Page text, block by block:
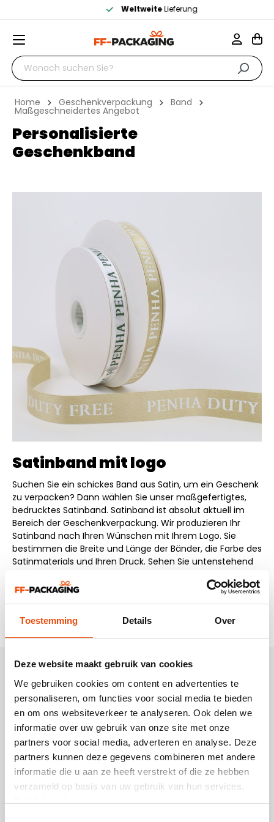
Toestemming Details Over
Deze website maakt gebruik van cookies
We gebruiken cookies om content en advertenties te
personaliseren, om functies voor social media te bieden
en om ons websiteverkeer te analyseren. Ook delen we
informatie over uw gebruik van onze site met onze
partners voor social media, adverteren en analyse. Deze
partners kunnen deze gegevens combineren met andere
informatie die u aan ze heeft verstrekt of die ze hebben
verzameld op basis van uw gebruik van hun services.
Bekijk hier decookiemelding.
WeltweiteLieferung
Home Geschenkverpackung Band
Maßgeschneidertes Angebot
Personalisierte
Geschenkband
Satinband mit logo
Suchen Sie ein schickes Band aus Satin, um ein Geschenk
zu verpacken? Dann wählen Sie unser maßgefertigtes,
bedrucktes Satinband. Satinband ist absolut aktuell im
Bereich der Geschenkverpackung. Wir produzieren Ihr
Satinband nach Ihren Wünschen mit Ihrem Logo. Sie
bestimmen die Breite und Länge der Bänder, die Farbe des
Satinmaterials und Ihren Druck. Sehen Sie untenstehend
Hier ansehen